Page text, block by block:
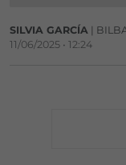
SILVIA GARCÍA |
11/06/2025 • 12:24